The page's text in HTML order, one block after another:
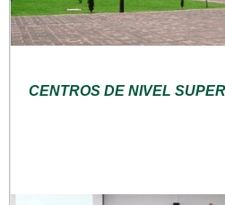
CENTROS DE NIVEL